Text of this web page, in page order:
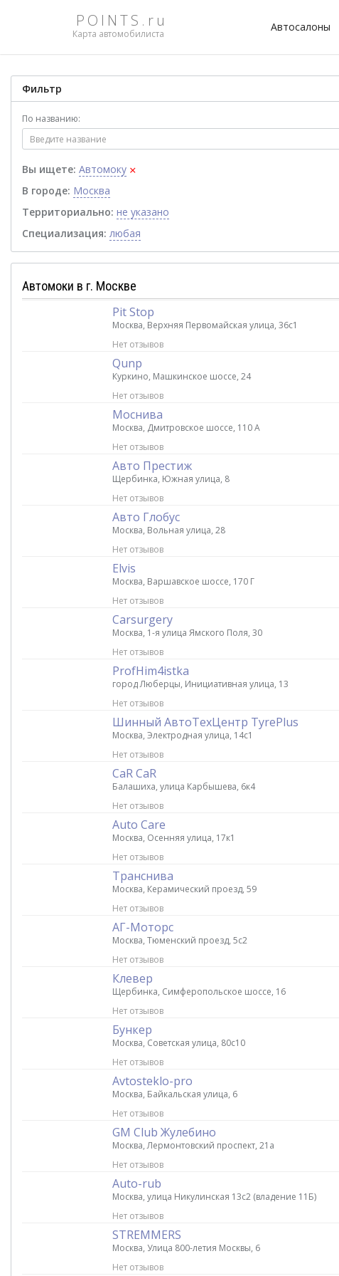
POINTS.ru
Карта автомобилиста
Автосалоны
Фильтр
По названию:
Вы ищете: Автомоку ×
В городе: Москва
Территориально: не указано
Специализация: любая
Автомоки в г. Москве
Pit Stop
Москва, Верхняя Первомайская улица, 36с1
Нет отзывов
Qunp
Куркино, Машкинское шоссе, 24
Нет отзывов
Моснива
Москва, Дмитровское шоссе, 110 А
Нет отзывов
Авто Престиж
Щербинка, Южная улица, 8
Нет отзывов
Авто Глобус
Москва, Вольная улица, 28
Нет отзывов
Elvis
Москва, Варшавское шоссе, 170 Г
Нет отзывов
Carsurgery
Москва, 1-я улица Ямского Поля, 30
Нет отзывов
ProfHim4istka
город Люберцы, Инициативная улица, 13
Нет отзывов
Шинный АвтоТехЦентр TyrePlus
Москва, Электродная улица, 14с1
Нет отзывов
CaR CaR
Балашиха, улица Карбышева, 6к4
Нет отзывов
Auto Care
Москва, Осенняя улица, 17к1
Нет отзывов
Транснива
Москва, Керамический проезд, 59
Нет отзывов
АГ-Моторс
Москва, Тюменский проезд, 5с2
Нет отзывов
Клевер
Щербинка, Симферопольское шоссе, 16
Нет отзывов
Бункер
Москва, Советская улица, 80с10
Нет отзывов
Avtosteklo-pro
Москва, Байкальская улица, 6
Нет отзывов
GM Club Жулебино
Москва, Лермонтовский проспект, 21а
Нет отзывов
Auto-rub
Москва, улица Никулинская 13с2 (владение 11Б)
Нет отзывов
STREMMERS
Москва, Улица 800-летия Москвы, 6
Нет отзывов